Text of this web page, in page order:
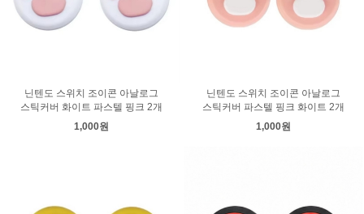
닌텐도 스위치 조이콘 아날로그
스틱커버 화이트 파스텔 핑크 2개
1,000원
닌텐도 스위치 조이콘 아날로그
스틱커버 파스텔 핑크 화이트 2개
1,000원